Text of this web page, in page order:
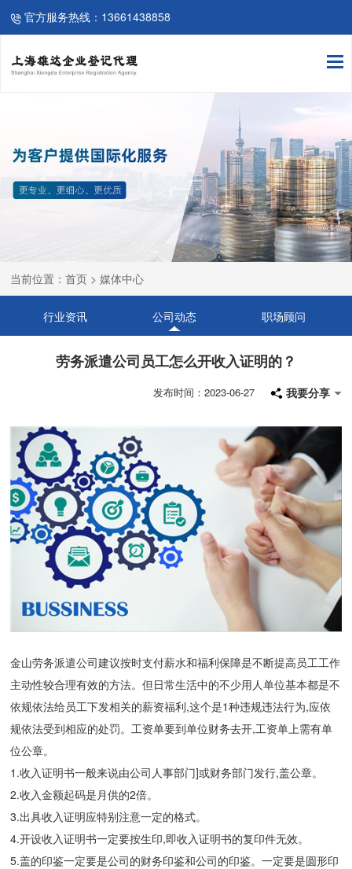
官方服务热线：13661438858
当前位置：首页 > 媒体中心
行业资讯 公司动态 职场顾问
劳务派遣公司员工怎么开收入证明的？
发布时间：2023-06-27 我要分享
金山劳务派遣公司建议按时支付薪水和福利保障是不断提高员工工作
主动性较合理有效的方法。但日常生活中的不少用人单位基本都是不
依规依法给员工下发相关的薪资福利,这个是1种违规违法行为,应依
规依法受到相应的处罚。工资单要到单位财务去开,工资单上需有单
位公章。
1.收入证明书一般来说由公司人事部门]或财务部门发行,盖公章。
2.收入金额起码是月供的2倍。
3.出具收入证明应特别注意一定的格式。
4.开设收入证明书一定要按生印,即收入证明书的复印件无效。
5.盖的印鉴一定要是公司的财务印鉴和公司的印鉴。一定要是圆形印